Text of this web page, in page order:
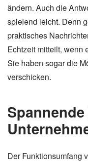
ändern. Auch die
spielend leicht. Denn
praktisches
Echtzeit mitteilt, wenn
Sie haben sogar die
verschicken.
Der Funktionsumfang